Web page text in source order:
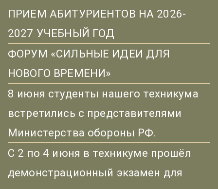
ПРИЕМ АБИТУРИЕНТОВ НА 2026-
2027 УЧЕБНЫЙ ГОД
ФОРУМ «СИЛЬНЫЕ ИДЕИ ДЛЯ
НОВОГО ВРЕМЕНИ»
8 июня студенты нашего техникума
встретились с представителями
Министерства обороны РФ.
С 2 по 4 июня в техникуме прошёл
демонстрационный экзамен для